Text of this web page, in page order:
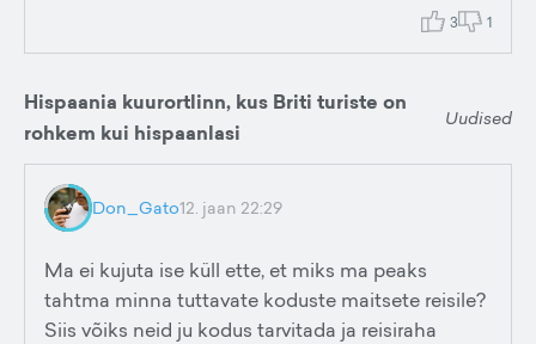
3 1
Hispaania kuurortlinn, kus Briti turiste on
rohkem kui hispaanlasi
Uudised
Don_Gato12. jaan 22:29
Ma ei kujuta ise küll ette, et miks ma peaks
tahtma minna tuttavate koduste maitsete reisile?
Siis võiks neid ju kodus tarvitada ja reisiraha